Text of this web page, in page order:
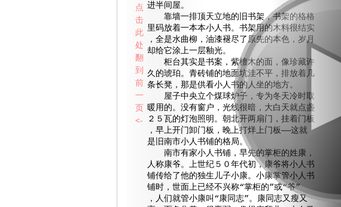
进半间屋。
靠墙一排顶天立地的旧书架，书架的格格
里码放着一本本小人书。书架用的木料很结实
，全是水曲柳，油漆褪尽了原先的本色，岁月
却给它涂上一层釉光。
柜台其实是书案，紫檀木的面，像珍藏许
久的琥珀。青砖铺的地面坑洼不平，排放着几
条长凳，那是供看小人书的人坐的地方。
屋子中央立个煤球炉子，专为冬天冷时取
暖用的。没有窗户，光线很暗，大白天就点盏
２５瓦的灯泡照明。朝北开两扇门，挂着门板
，早上开门卸门板，晚上打烊上门板——这就
是旧南市小人书铺的格局。
南市有家小人书铺，早先的掌柜的姓康，
人称康爷。上世纪５０年代初，康爷将小人书
铺传给了他的独生儿子小康。小康掌管小人书
铺时，世面上已经不兴称“掌柜的”或“爷”
，人们就管小康叫“康同志”。康同志又瘦又
点
击
此
处
翻
到
前
一
页
<-